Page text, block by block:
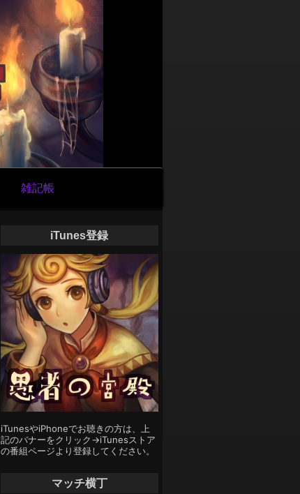
雑記帳
iTunes登録
iTunesやiPhoneでお聴きの方は、上
記のバナーをクリック→iTunesストア
の番組ページより登録してください。
マッチ横丁